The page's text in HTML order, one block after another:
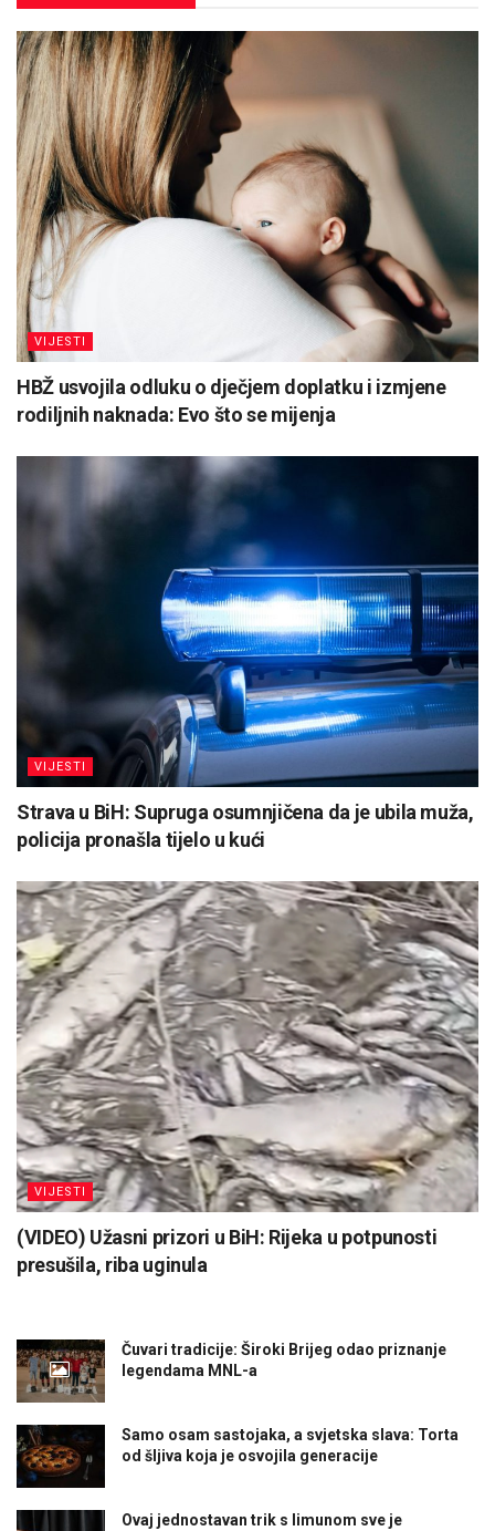
VIJESTI
HBŽ usvojila odluku o dječjem doplatku i izmjene
rodiljnih naknada: Evo što se mijenja
VIJESTI
Strava u BiH: Supruga osumnjičena da je ubila muža,
policija pronašla tijelo u kući
VIJESTI
(VIDEO) Užasni prizori u BiH: Rijeka u potpunosti
presušila, riba uginula
Čuvari tradicije: Široki Brijeg odao priznanje
legendama MNL-a
Samo osam sastojaka, a svjetska slava: Torta
od šljiva koja je osvojila generacije
Ovaj jednostavan trik s limunom sve je